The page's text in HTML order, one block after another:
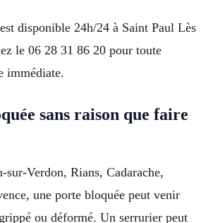
disponible 24h/24 à Saint Paul Lès
le 06 28 31 86 20 pour toute
immédiate.
sans raison que faire
sur-Verdon, Rians, Cadarache,
une porte bloquée peut venir
ou déformé. Un serrurier peut